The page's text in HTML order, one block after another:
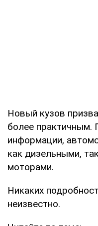
Новый кузов
более практичным.
информации,
как дизельными,
моторами.
Никаких
неизвестно.